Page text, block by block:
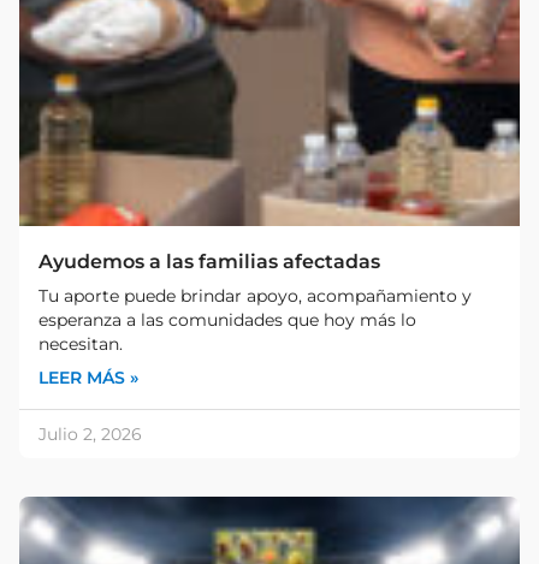
Ayudemos a las familias afectadas
Tu aporte puede brindar apoyo, acompañamiento y
esperanza a las comunidades que hoy más lo
necesitan.
LEER MÁS »
Julio 2, 2026